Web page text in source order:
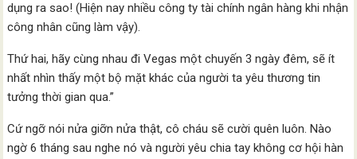
dụng ra sao! (Hiện nay nhiều công ty tài chính ngân hàng khi nhận
công nhân cũng làm vậy).
Thứ hai, hãy cùng nhau đi Vegas một chuyến 3 ngày đêm, sẽ ít
nhất nhìn thấy một bộ mặt khác của người ta yêu thương tin
tưởng thời gian qua.”
Cứ ngỡ nói nửa giỡn nửa thật, cô cháu sẽ cười quên luôn. Nào
ngờ 6 tháng sau nghe nó và người yêu chia tay không cơ hội hàn